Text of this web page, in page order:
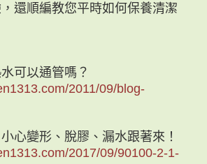
還順編教您平時如何保養清潔
可以通管嗎？
2011/09/blog-
心變形、脫膠、漏水跟著來！
2017/09/90100-2-1-